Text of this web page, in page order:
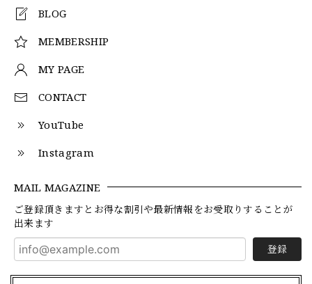
BLOG
MEMBERSHIP
MY PAGE
CONTACT
YouTube
Instagram
MAIL MAGAZINE
ご登録頂きますとお得な割引や最新情報をお受取りすることが
出来ます
登録